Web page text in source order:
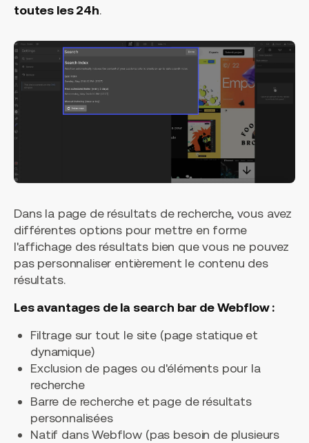
toutes les 24h.
Dans la page de résultats de recherche, vous avez
différentes options pour mettre en forme
l'affichage des résultats bien que vous ne pouvez
pas personnaliser entièrement le contenu des
résultats.
Les avantages de la search bar de Webflow :
Filtrage sur tout le site (page statique et
dynamique)
Exclusion de pages ou d'éléments pour la
recherche
Barre de recherche et page de résultats
personnalisées
Natif dans Webflow (pas besoin de plusieurs